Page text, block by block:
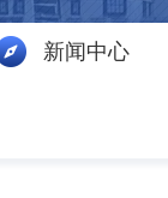
新闻中心